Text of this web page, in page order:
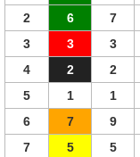
2
6 7
3
3 3
4
2 2
5
1 1
6
7 9
7
5 5